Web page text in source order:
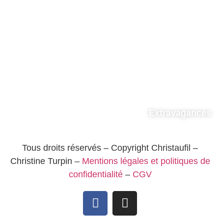
Extravagances
Tous droits réservés – Copyright Christaufil –
Christine Turpin – Mentions légales et politiques de
confidentialité– CGV